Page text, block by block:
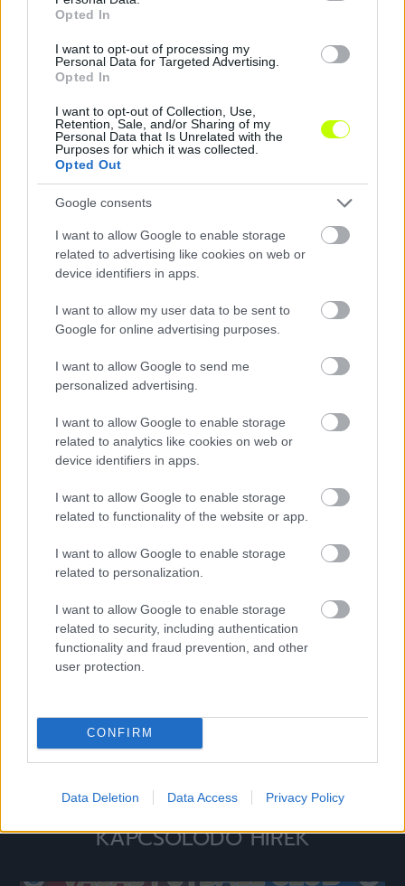
Opted In
I want to opt-out of processing my
Personal Data for Targeted Advertising.
Opted In
I want to opt-out of Collection, Use,
Retention, Sale, and/or Sharing of my
Personal Data that Is Unrelated with the
Purposes for which it was collected.
Opted Out
Google consents
I want to allow Google to enable storage
related to advertising like cookies on web or
device identifiers in apps.
I want to allow my user data to be sent to
Google for online advertising purposes.
I want to allow Google to send me
personalized advertising.
I want to allow Google to enable storage
related to analytics like cookies on web or
device identifiers in apps.
I want to allow Google to enable storage
related to functionality of the website or app.
I want to allow Google to enable storage
related to personalization.
I want to allow Google to enable storage
related to security, including authentication
functionality and fraud prevention, and other
user protection.
CONFIRM
Data Deletion Data Access Privacy Policy
A játékosok és szüleik most pánikban vannak. Senki
nem tudja mihez kezdjen. Várhatóan a teljes nyarat azzal
töltik, hogy vagy olyan csapatot keresnek maguknak,
amely hajlandó a tetemes nevelési költségtérítést
kifizetni értük, vagy felhagynak a „futballistaálom”
dédelgetésével, netán egy évre meghúzzák magukat az
alacsonyabb osztályok valamelyikében, mert utána már
díj nélkül igazolhatnak oda, ahol a tudásszintjüknek
megfelelően futballozhatnak.
Szerencsés esetben és a gyerekek érdekében
közbeszól az MLSZ, amelynek ilyen esetre nincs
szabálya, azaz egyedi döntést kell hozzon.
További részleteka linkre kattintvaérhetőek el
UnmuteLoaded:
KAPCSOLÓDÓ HÍREK